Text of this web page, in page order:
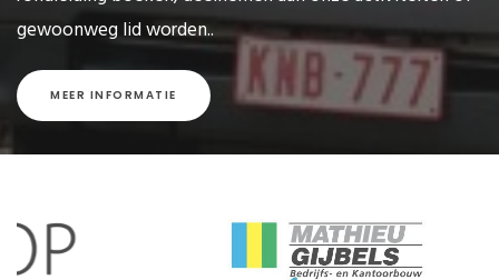
gewoonweg lid worden..
MEER INFORMATIE